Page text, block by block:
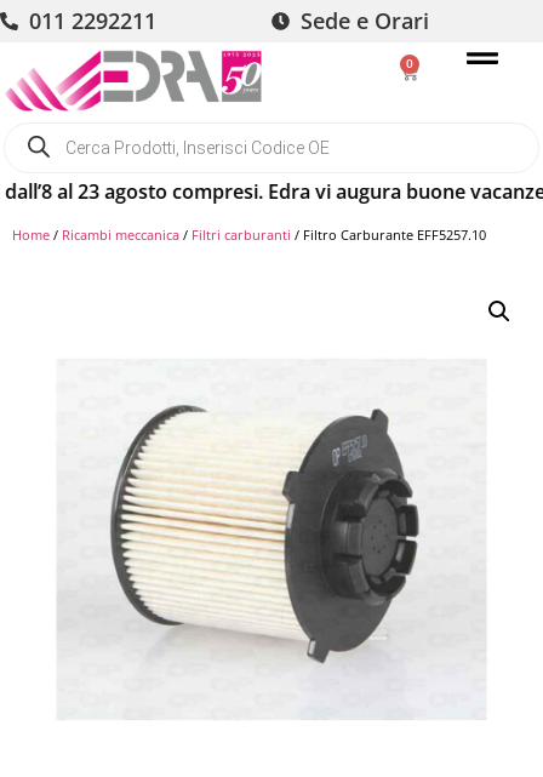
011 2292211 Sede e Orari
0
al 23 agosto compresi. Edra vi augura buone
Home / Ricambi meccanica / Filtri carburanti / Filtro Carburante EFF5257.10